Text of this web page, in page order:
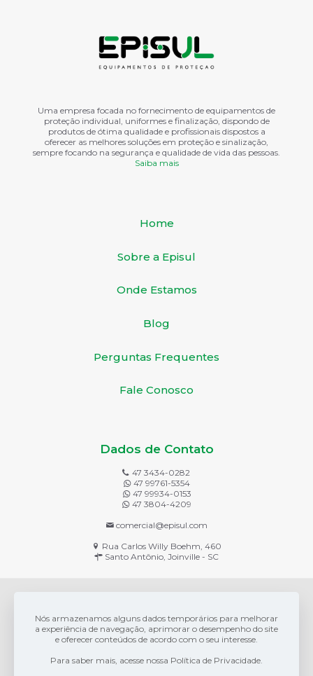
Uma empresa focada no fornecimento de equipamentos de
proteção individual, uniformes e finalização, dispondo de
produtos de ótima qualidade e profissionais dispostos a
oferecer as melhores soluções em proteção e sinalização,
sempre focando na segurança e qualidade de vida das pessoas.
Saiba mais
Home
Sobre a Episul
Onde Estamos
Blog
Perguntas Frequentes
Fale Conosco
Dados de Contato
47 3434-0282
47 99761-5354
47 99934-0153
47 3804-4209
comercial@episul.com
Rua Carlos Willy Boehm, 460
Santo Antônio, Joinville - SC
Nós armazenamos alguns dados temporários para melhorar
a experiência de navegação, aprimorar o desempenho do site
e oferecer conteúdos de acordo com o seu interesse.
Para saber mais, acesse nossa Política de Privacidade.